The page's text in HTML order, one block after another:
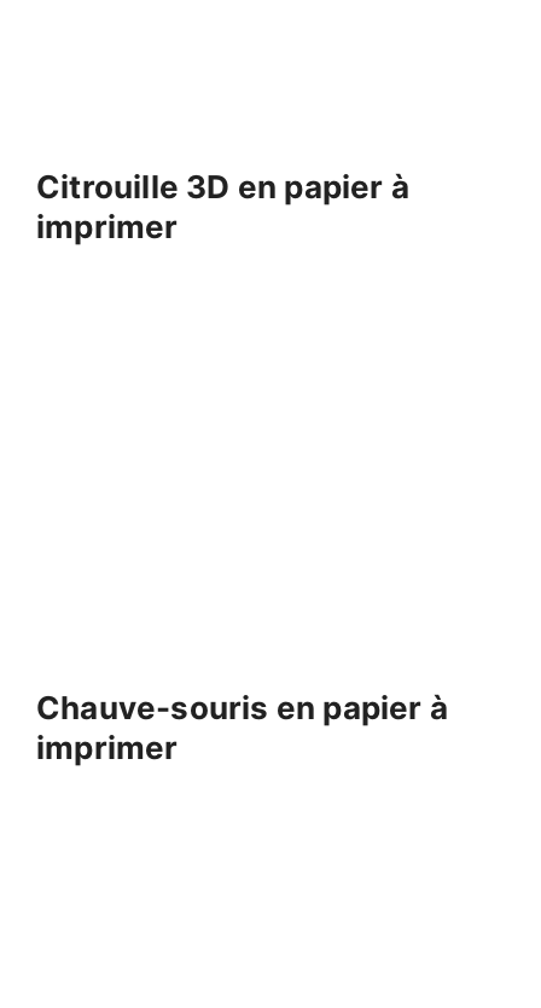
Citrouille 3D en papier à
imprimer
Chauve-souris en papier à
imprimer